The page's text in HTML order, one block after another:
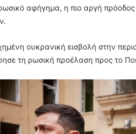
αφήγημα, η πιο αργή
ουκρανική εισβολή στην
τη ρωσική προέλαση προς το